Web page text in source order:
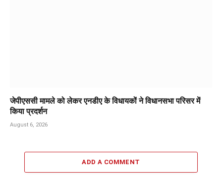
जेपीएससी मामले को लेकर एनडीए के विधायकों ने विधानसभा परिसर में
किया प्रदर्शन
August 6, 2026
ADD A COMMENT